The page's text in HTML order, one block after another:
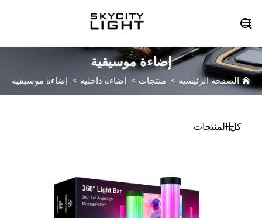

إضاءة موسيقية
الصفحة الرئيسية > منتجات > إضاءة داخلية > إضاءة موسيقية
كل المنتجات